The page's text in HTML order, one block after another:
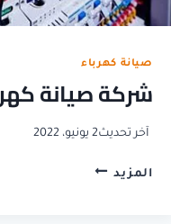
صيانة كهرباء
شركة صيانة
آخر تحديث2 يونيو، 2022
المزيد شركة